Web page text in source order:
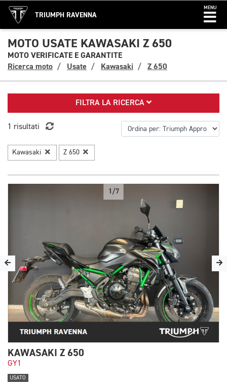
TRIUMPH RAVENNA
MENU
MOTO USATE KAWASAKI Z 650
MOTO VERIFICATE E GARANTITE
Ricerca moto
Usate Kawasaki Z 650
FILTRA LA RICERCA
1 risultati
Kawasaki Z 650
1/7
KAWASAKI Z 650
GY1
USATO